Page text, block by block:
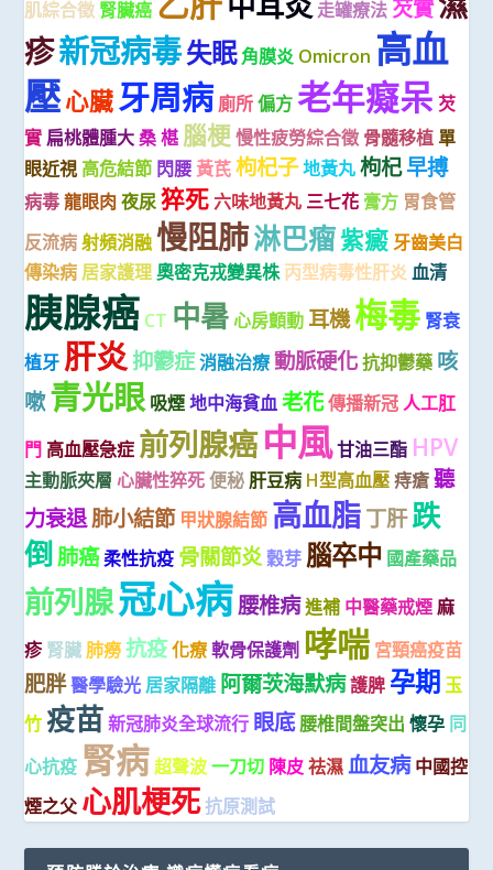
肌綜合徵 腎臟癌 走罐療法 芡實
疹新冠病毒失眠 角膜炎 Omicron 高血
壓心臟牙周病 廁所 偏方 老年癡呆 芡
實 扁桃體腫大 桑 椹 腦梗 慢性疲勞綜合徵 骨髓移植 單
眼近視 高危結節 閃腰 黃芪 枸杞子地黃丸 枸杞早搏
病毒 龍眼肉 夜尿 猝死 六味地黃丸 三七花 膏方 胃食管
反流病 射頻消融 慢阻肺淋巴瘤紫癜 牙齒美白
傳染病 居家護理 奧密克戎變異株 丙型病毒性肝炎 血清
胰腺癌 CT 中暑 心房顫動 耳機梅毒 腎衰
植牙 肝炎抑鬱症消融治療 動脈硬化 抗抑鬱藥 咳
嗽青光眼 吸煙 地中海貧血 老花傳播新冠 人工肛
門 高血壓急症 前列腺癌中風甘油三酯 HPV
主動脈夾層 心臟性猝死 便秘 肝豆病 H型高血壓 痔瘡 聽
力衰退肺小結節 甲狀腺結節 高血脂丁肝跌
倒肺癌 柔性抗疫 骨關節炎 穀芽 腦卒中 國產藥品
前列腺冠心病腰椎病進補 中醫藥戒煙 麻
疹 腎臟 肺癆 抗疫化療 軟骨保護劑 哮喘 宮頸癌疫苗
肥胖醫學驗光 居家隔離 阿爾茨海默病護脾 孕期 玉
竹 疫苗 新冠肺炎全球流行 眼底 腰椎間盤突出 懷孕 同
心抗疫 腎病 超聲波 一刀切 陳皮 祛濕 血友病 中國控
煙之父 心肌梗死抗原測試